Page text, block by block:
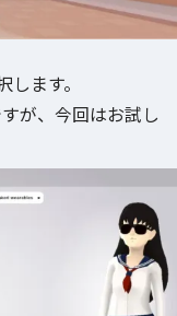
ます。
が、今回はお試し